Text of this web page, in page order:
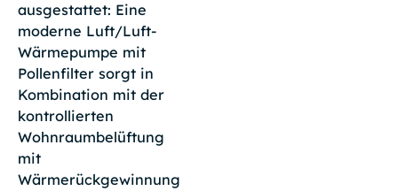
ausgestattet: Eine
moderne Luft/Luft-
Wärmepumpe mit
Pollenfilter sorgt in
Kombination mit der
kontrollierten
Wohnraumbelüftung
mit
Wärmerückgewinnung